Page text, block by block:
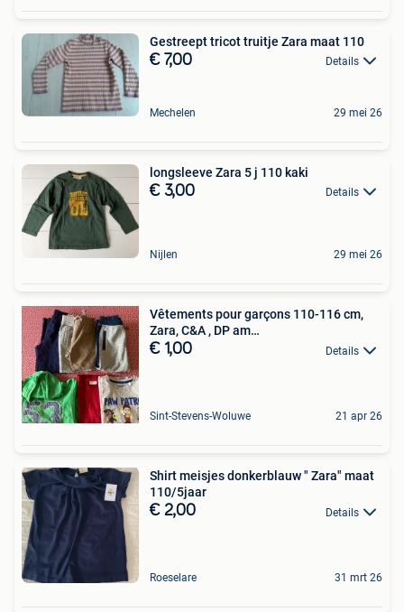
Gestreept tricot truitje Zara maat 110
€ 7,00 Details
Mechelen 29 mei 26
longsleeve Zara 5 j 110 kaki
€ 3,00 Details
Nijlen 29 mei 26
Vêtements pour garçons 110-116 cm,
Zara, C&A , DP am…
€ 1,00 Details
Sint-Stevens-Woluwe 21 apr 26
Shirt meisjes donkerblauw " Zara" maat
110/5jaar
€ 2,00 Details
Roeselare 31 mrt 26